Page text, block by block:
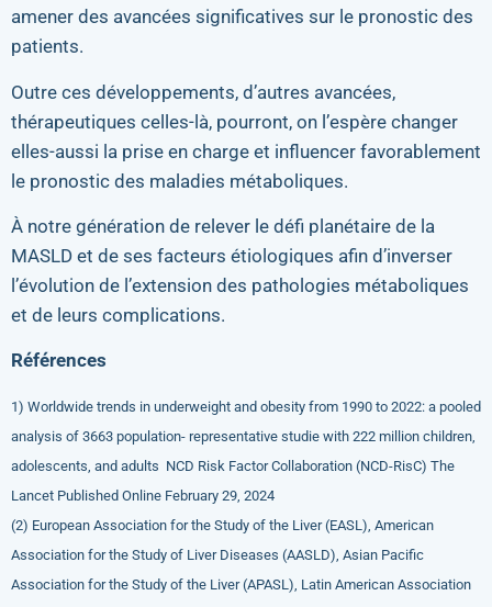
amener des avancées significatives sur le pronostic des
patients.
Outre ces développements, d’autres avancées,
thérapeutiques celles-là, pourront, on l’espère changer
elles-aussi la prise en charge et influencer favorablement
le pronostic des maladies métaboliques.
À notre génération de relever le défi planétaire de la
MASLD et de ses facteurs étiologiques afin d’inverser
l’évolution de l’extension des pathologies métaboliques
et de leurs complications.
Références
1) Worldwide trends in underweight and obesity from 1990 to 2022: a pooled
analysis of 3663 population- representative studie with 222 million children,
adolescents, and adults NCD Risk Factor Collaboration (NCD-RisC) The
Lancet Published Online February 29, 2024
(2) European Association for the Study of the Liver (EASL), American
Association for the Study of Liver Diseases (AASLD), Asian Pacific
Association for the Study of the Liver (APASL), Latin American Association